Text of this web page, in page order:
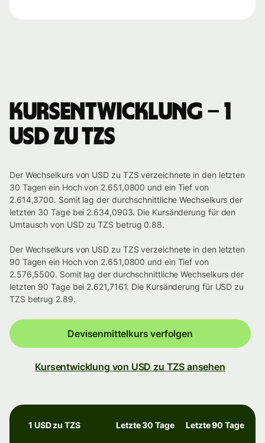
Kursentwicklung – 1
USD zu TZS
Der Wechselkurs von USD zu TZS verzeichnete in den letzten
30 Tagen ein Hoch von 2.651,0800 und ein Tief von
2.614,3700. Somit lag der durchschnittliche Wechselkurs der
letzten 30 Tage bei 2.634,0903. Die Kursänderung für den
Umtausch von USD zu TZS betrug 0.88.
Der Wechselkurs von USD zu TZS verzeichnete in den letzten
90 Tagen ein Hoch von 2.651,0800 und ein Tief von
2.576,5500. Somit lag der durchschnittliche Wechselkurs der
letzten 90 Tage bei 2.621,7161. Die Kursänderung für USD zu
TZS betrug 2.89.
Devisenmittelkurs verfolgen
Kursentwicklung von USD zu TZS ansehen
1 USD zu TZS Letzte 30 Tage Letzte 90 Tage